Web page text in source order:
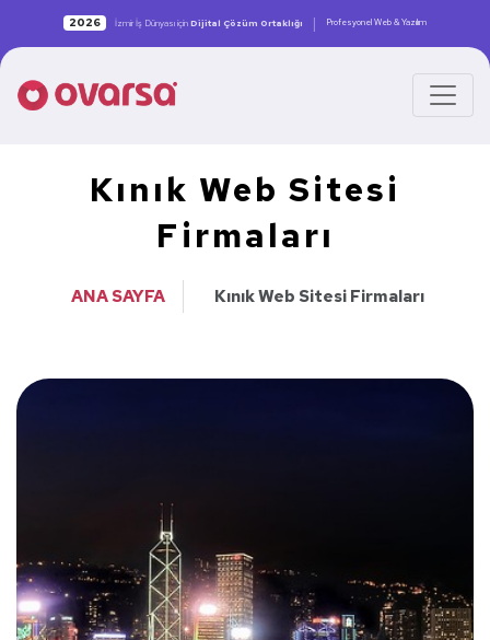
2026 İzmir İş Dünyası için Dijital Çözüm Ortaklığı | Profesyonel Web & Yazılım
Kınık Web Sitesi
Firmaları
ANA SAYFA Kınık Web Sitesi Firmaları